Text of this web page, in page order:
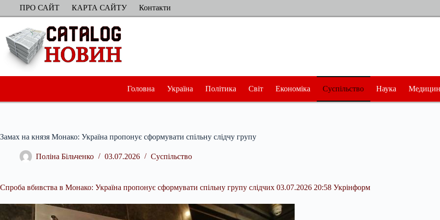
ПерейтиПРО САЙТ КАРТА САЙТУ Контакти
Головна Україна Політика Світ Економіка Суспільство Наука
Замах на князя Монако: Україна пропонує сформувати спільну слідчу групу
Поліна Більченко 03.07.2026 Суспільство
Спроба вбивства в Монако: Україна пропонує сформувати спільну групу слідчих 03.07.2026 20:58 Укрінформ